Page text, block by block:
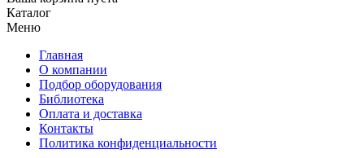
Каталог
Меню
Главная
О компании
Подбор оборудования
Библиотека
Оплата и доставка
Контакты
Политика конфиденциальности